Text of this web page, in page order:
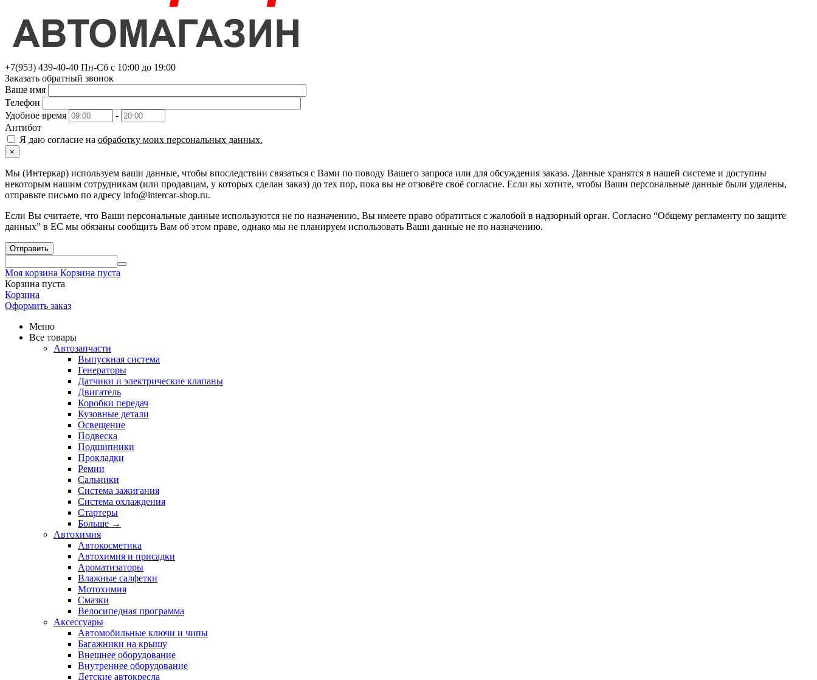
+7(953) 439-40-40 Пн-Сб с 10:00 до 19:00
Заказать обратный звонок
Ваше имя
Телефон
Удобное время
-
Антибот
Я даю согласие на обработку моих персональных данных.
×
Мы (Интеркар) используем ваши данные, чтобы впоследствии связаться с Вами по поводу Вашего запроса или для обсуждения заказа. Данные хранятся в нашей системе и доступны
некоторым нашим сотрудникам (или продавцам, у которых сделан заказ) до тех пор, пока вы не отзовёте своё согласие. Если вы хотите, чтобы Ваши персональные данные были удалены,
отправьте письмо по адресу info@intercar-shop.ru.
Если Вы считаете, что Ваши персональные данные используются не по назначению, Вы имеете право обратиться с жалобой в надзорный орган. Согласно “Общему регламенту по защите
данных” в ЕС мы обязаны сообщить Вам об этом праве, однако мы не планируем использовать Ваши данные не по назначению.
Отправить
Моя корзина Корзина пуста
Корзина пуста
Корзина
Оформить заказ
Меню
Все товары
Автозапчасти
Выпускная система
Генераторы
Датчики и электрические клапаны
Двигатель
Коробки передач
Кузовные детали
Освещение
Подвеска
Подшипники
Прокладки
Ремни
Сальники
Система зажигания
Система охлаждения
Стартеры
Больше →
Автохимия
Автокосметика
Автохимия и присадки
Ароматизаторы
Влажные салфетки
Мотохимия
Смазки
Велосипедная программа
Аксессуары
Автомобильные ключи и чипы
Багажники на крышу
Внешнее оборудование
Внутреннее оборудование
Детские автокресла